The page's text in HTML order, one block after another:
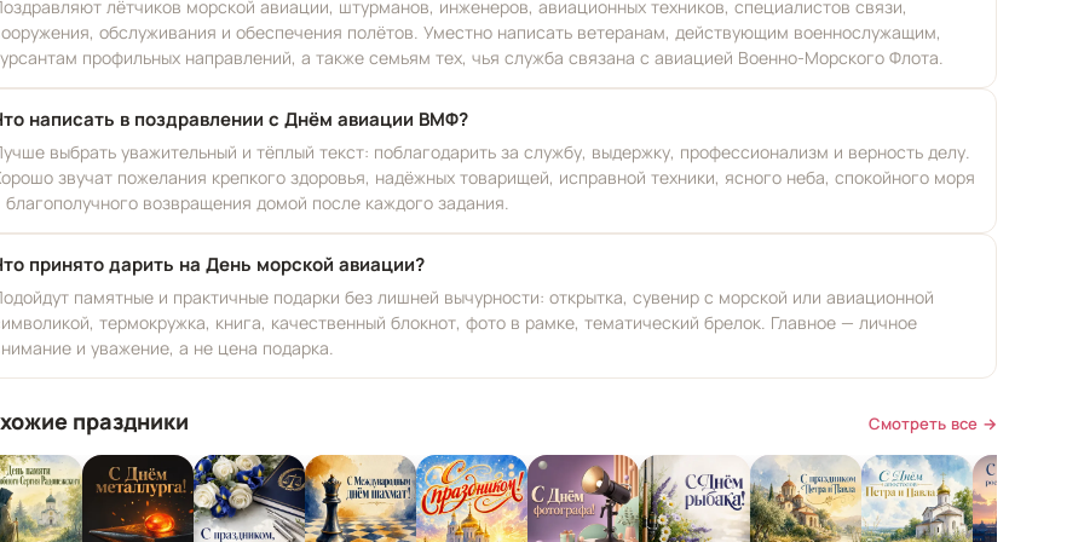
лётчиков морской авиации, штурманов, инженеров, авиационных техников, специалистов связи,
обслуживания и обеспечения полётов. Уместно написать ветеранам, действующим военнослужащим,
профильных направлений, а также семьям тех, чья служба связана с авиацией Военно-Морского Флота.
написать в поздравлении с Днём авиации ВМФ?
выбрать уважительный и тёплый текст: поблагодарить за службу, выдержку, профессионализм и верность делу.
звучат пожелания крепкого здоровья, надёжных товарищей, исправной техники, ясного неба, спокойного моря
благополучного возвращения домой после каждого задания.
принято дарить на День морской авиации?
памятные и практичные подарки без лишней вычурности: открытка, сувенир с морской или авиационной
термокружка, книга, качественный блокнот, фото в рамке, тематический брелок. Главное — личное
и уважение, а не цена подарка.
праздники Смотреть все →